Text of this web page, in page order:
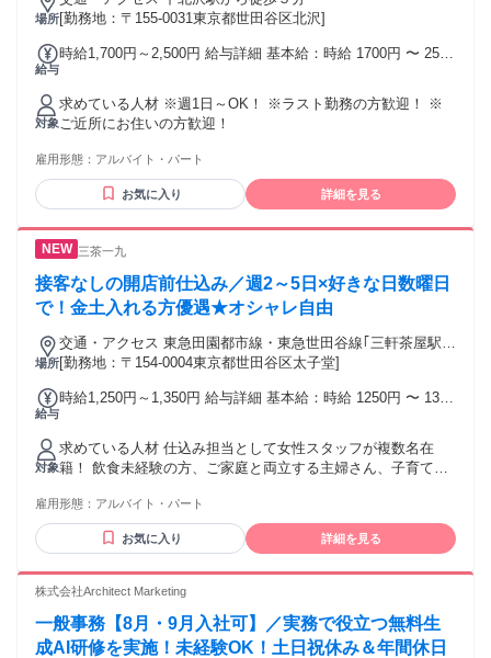
場所[勤務地：〒155-0031東京都世田谷区北沢]
給与
時給1,700円～2,500円 給与詳細 基本給：時給 1700円 〜 2500
対象
求めている人材 ※週1日～OK！ ※ラスト勤務の方歓迎！ ※
ご近所にお住いの方歓迎！
雇用形態： アルバイト・パート
お気に入り 詳細を見る
三茶一九
接客なしの開店前仕込み／週2～5日×好きな日数曜日
で！金土入れる方優遇★オシャレ自由
場所
交通・アクセス 東急田園都市線・東急世田谷線｢三軒茶屋駅｣
北口A出口から徒歩10秒
[勤務地：〒154-0004東京都世田谷区太子堂]
給与
時給1,250円～1,350円 給与詳細 基本給：時給 1250円 〜 1350
積極的に時給UPをしています！ ◆交通費全額支給 ※研修期
間は最短1日～1か月あり（時給変動なし）
対象
求めている人材 仕込み担当として女性スタッフが複数名在
籍！ 飲食未経験の方、ご家庭と両立する主婦さん、子育てが
十分な簡単作業をお手伝いして下さいね ◎当店は社員も含め
て全員で仕込みを行うのでサポート体制も万全です 【 現在活
躍中の方をご紹介 】 ■大手IT企業でに勤めながら副業で週2回
クで仕込みスタッフとして勤務されている方 ■お子様が大き
→髪型・髪色・ピアス・ひげ・タトゥーも清潔感があればOK
です
雇用形態： アルバイト・パート
お気に入り 詳細を見る
株式会社Architect Marketing
一般事務【8月・9月入社可】／実務で役立つ無料生
成AI研修を実施！未経験OK！土日祝休み＆年間休日